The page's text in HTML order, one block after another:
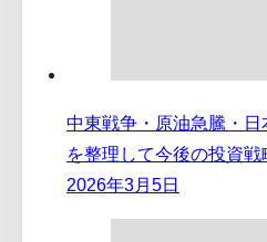
中東戦争・原油急騰・日
を整理して今後の投資戦
2026年3月5日